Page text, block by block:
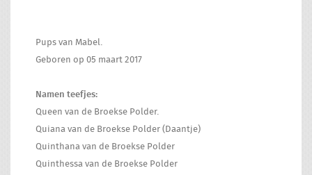
Pups van Mabel.
Geboren op 05 maart 2017
Namen teefjes:
Queen van de Broekse Polder.
Quiana van de Broekse Polder (Daantje)
Quinthana van de Broekse Polder
Quinthessa van de Broekse Polder